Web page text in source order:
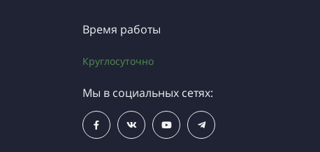
Время работы
Круглосуточно
Мы в социальных сетях: